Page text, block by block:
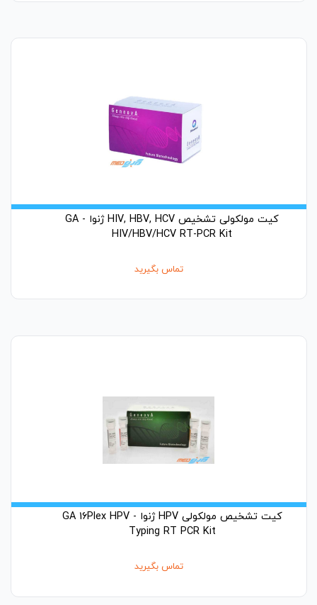
کیت مولکولی تشخیص HIV, HBV, HCV ژنوا - GA
HIV/HBV/HCV RT-PCR Kit
تماس بگیرید
کیت تشخیص مولکولی HPV ژنوا - GA 16Plex HPV
Typing RT PCR Kit
تماس بگیرید